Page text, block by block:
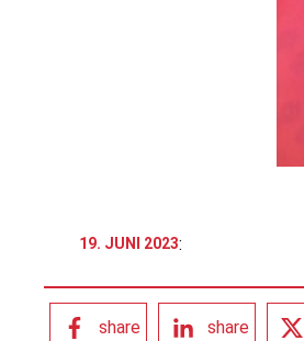
19. JUNI 2023:
share share